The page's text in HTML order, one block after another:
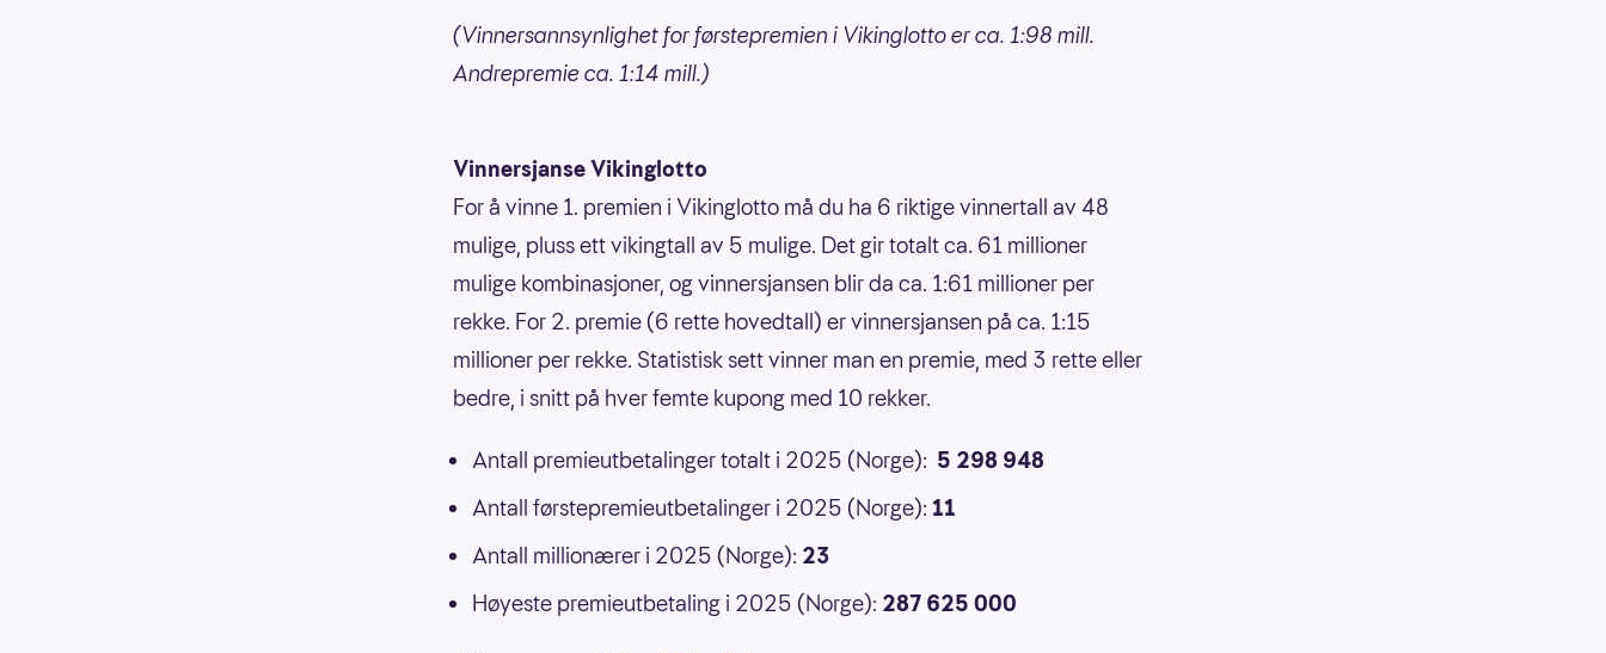
(Vinnersannsynlighet for førstepremien i Vikinglotto er ca. 1:98 mill.
Andrepremie ca. 1:14 mill.)
Vinnersjanse Vikinglotto
For å vinne 1. premien i Vikinglotto må du ha 6 riktige vinnertall av 48
mulige, pluss ett vikingtall av 5 mulige. Det gir totalt ca. 61 millioner
mulige kombinasjoner, og vinnersjansen blir da ca. 1:61 millioner per
rekke. For 2. premie (6 rette hovedtall) er vinnersjansen på ca. 1:15
millioner per rekke. Statistisk sett vinner man en premie, med 3 rette eller
bedre, i snitt på hver femte kupong med 10 rekker.
Antall premieutbetalinger totalt i 2025 (Norge): 5 298 948
Antall førstepremieutbetalinger i 2025 (Norge): 11
Antall millionærer i 2025 (Norge): 23
Høyeste premieutbetaling i 2025 (Norge): 287 625 000